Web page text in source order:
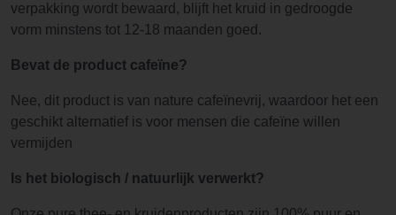
verpakking wordt bewaard, blijft het kruid in gedroogde
vorm minstens tot 12-18 maanden goed.
Bevat de product cafeïne?
Nee, dit product is van nature cafeïnevrij, waardoor het een
geschikt alternatief is voor mensen die cafeïne willen
vermijden
Is het biologisch / natuurlijk verwerkt?